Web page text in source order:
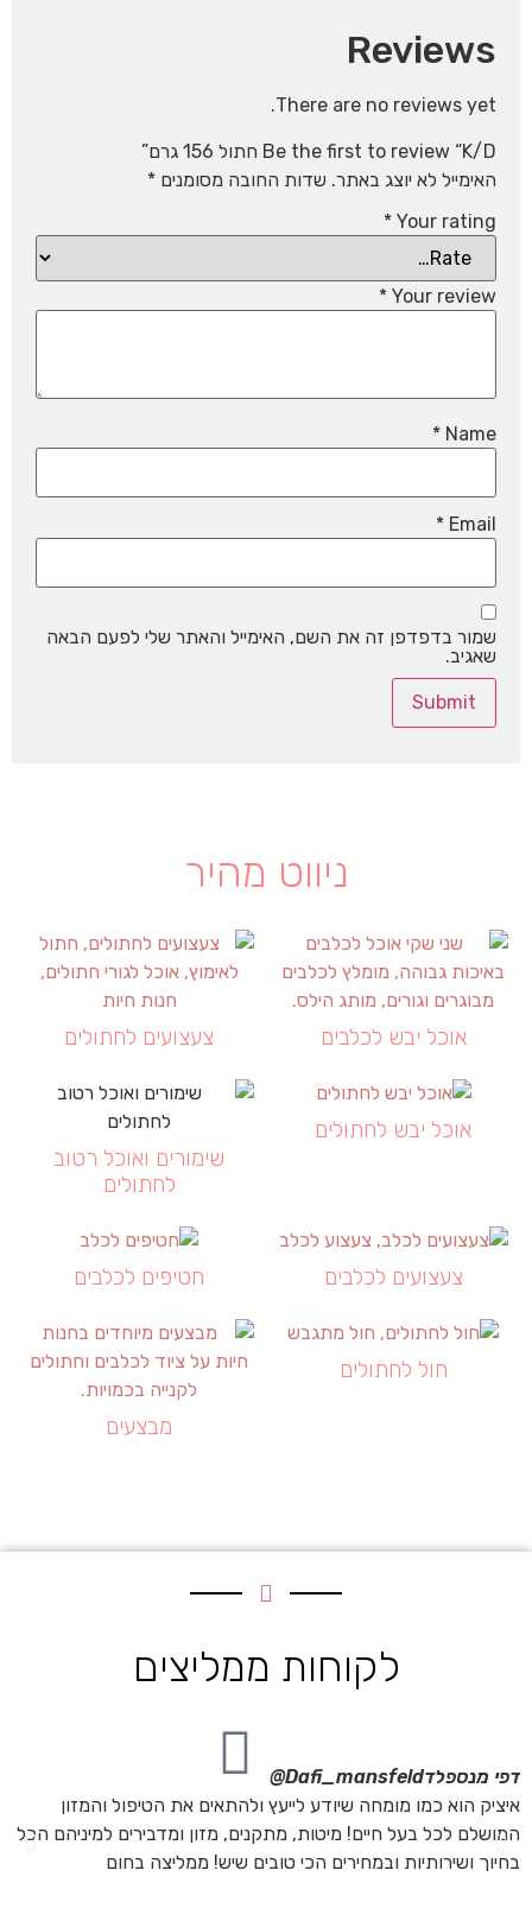
Reviews
There are no reviews yet.
Be the first to review “K/D חתול 156 גרם”
האימייל לא יוצג באתר. שדות החובה מסומנים *
Your rating
*
Your review
*
Name
*
Email
*
שמור בדפדפן זה את השם, האימייל והאתר שלי לפעם הבאה
שאגיב.
ניווט מהיר
אוכל יבש לכלבים צעצועים לחתולים
אוכל יבש לחתולים
שימורים ואוכל רטוב
לחתולים
צעצועים לכלבים חטיפים לכלבים
חול לחתולים
מבצעים
לקוחות ממליצים
דפי מנספלדDafi_mansfeld@
איציק הוא כמו מומחה שיודע לייעץ ולהתאים את הטיפול והמזון
המושלם לכל בעל חיים! מיטות, מתקנים, מזון ומדבירים למיניהם הכל
בחיוך ושירותיות ובמחירים הכי טובים שיש! ממליצה בחום